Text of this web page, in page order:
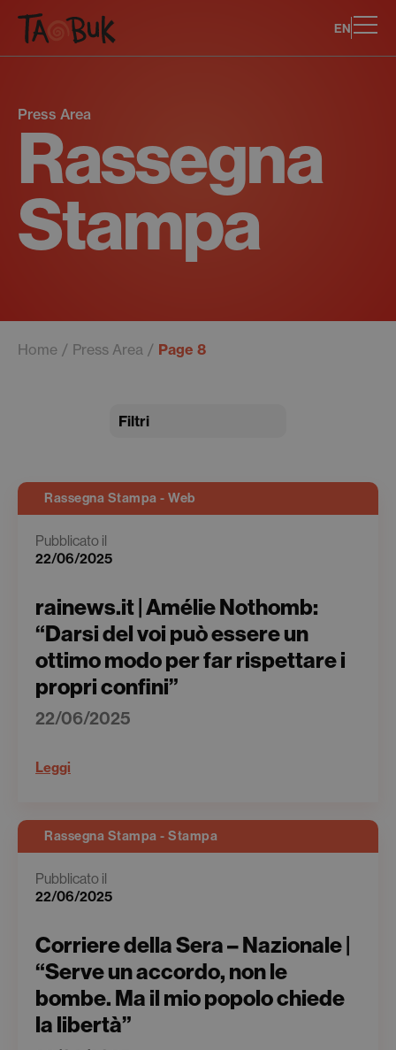
EN
Press Area
Rassegna
Stampa
Home Press Area Page 8
Filtri
Rassegna Stampa - Web
Pubblicato il
22/06/2025
rainews.it | Amélie Nothomb:
“Darsi del voi può essere un
ottimo modo per far rispettare i
propri confini”
22/06/2025
Leggi
Rassegna Stampa - Stampa
Pubblicato il
22/06/2025
Corriere della Sera – Nazionale |
“Serve un accordo, non le
bombe. Ma il mio popolo chiede
la libertà”